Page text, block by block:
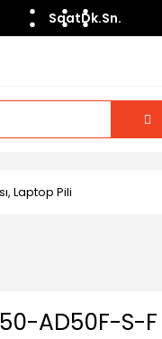
SaatDk.Sn.
Laptop Pili
AD50F-S-